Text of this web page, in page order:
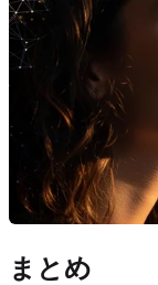
まとめ